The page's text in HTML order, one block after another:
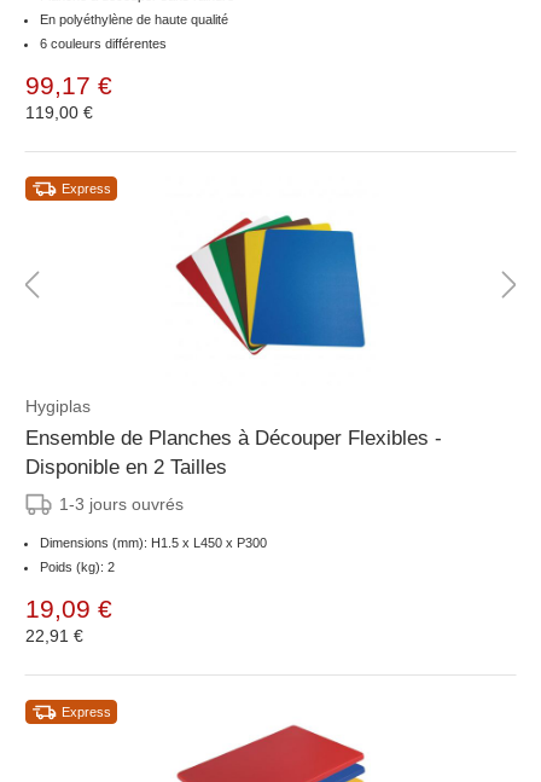
En polyéthylène de haute qualité
6 couleurs différentes
99,17 €
119,00 €
Express
Hygiplas
Ensemble de Planches à Découper Flexibles -
Disponible en 2 Tailles
1-3 jours ouvrés
Dimensions (mm): H1.5 x L450 x P300
Poids (kg): 2
19,09 €
22,91 €
Express